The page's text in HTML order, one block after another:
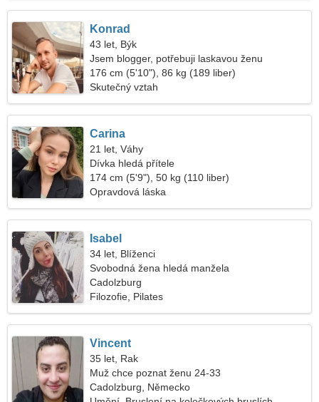
Konrad
43 let, Býk
Jsem blogger, potřebuji laskavou ženu
176 cm (5'10"), 86 kg (189 liber)
Skutečný vztah
Carina
21 let, Váhy
Dívka hledá přítele
174 cm (5'9"), 50 kg (110 liber)
Opravdová láska
Isabel
34 let, Blíženci
Svobodná žena hledá manžela
Cadolzburg
Filozofie, Pilates
Vincent
35 let, Rak
Muž chce poznat ženu 24-33
Cadolzburg, Německo